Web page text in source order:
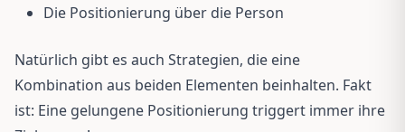
Die Positionierung über die Person
Natürlich gibt es auch Strategien, die eine
Kombination aus beiden Elementen beinhalten. Fakt
ist: Eine gelungene Positionierung triggert immer ihre